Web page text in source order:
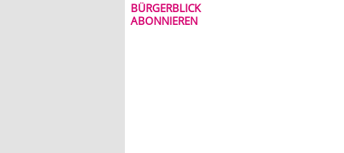
BÜRGERBLICK
ABONNIEREN